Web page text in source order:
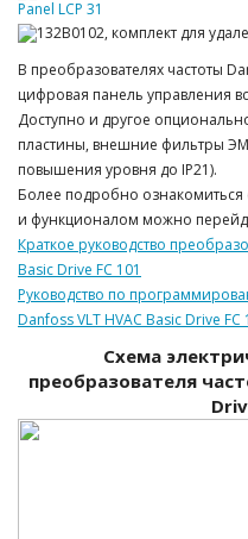
В преобразователях частоты
цифровая панель управления
Доступно и другое
пластины, внешние фильтры
повышения уровня до IP21).
Более подробно
и функционалом можно
Краткое руководство
Basic Drive FC 101
Руководство по
Danfoss VLT HVAC Basic Drive FC
Схема
преобразователя